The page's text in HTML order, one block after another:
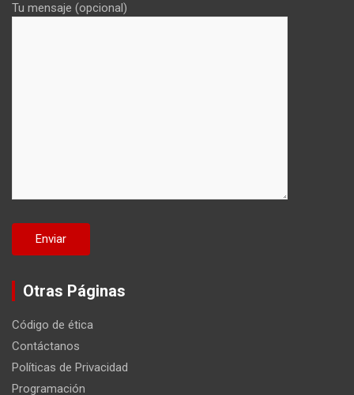
Tu mensaje (opcional)
Otras Páginas
Código de ética
Contáctanos
Políticas de Privacidad
Programación